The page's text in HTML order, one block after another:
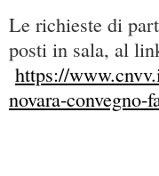
Le richieste di
posti in sala, al
https://
novara-